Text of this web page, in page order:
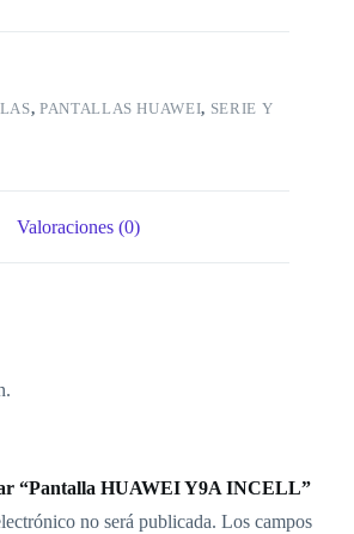
, PANTALLAS HUAWEI, SERIE Y
Valoraciones (0)
“Pantalla HUAWEI Y9A INCELL”
no será publicada. Los campos